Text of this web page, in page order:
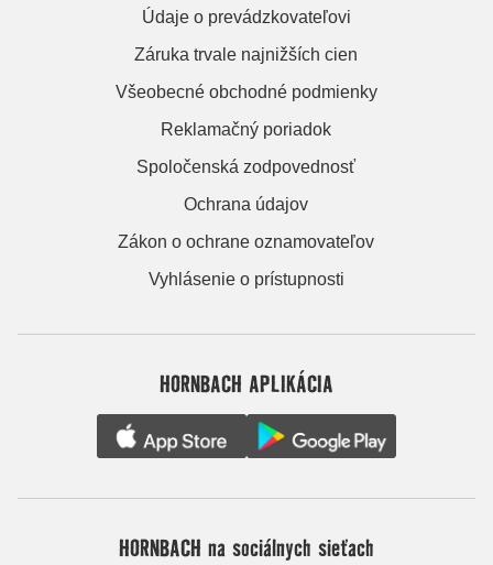
Údaje o prevádzkovateľovi
Záruka trvale najnižších cien
Všeobecné obchodné podmienky
Reklamačný poriadok
Spoločenská zodpovednosť
Ochrana údajov
Zákon o ochrane oznamovateľov
Vyhlásenie o prístupnosti
HORNBACH APLIKÁCIA
HORNBACH na sociálnych sieťach